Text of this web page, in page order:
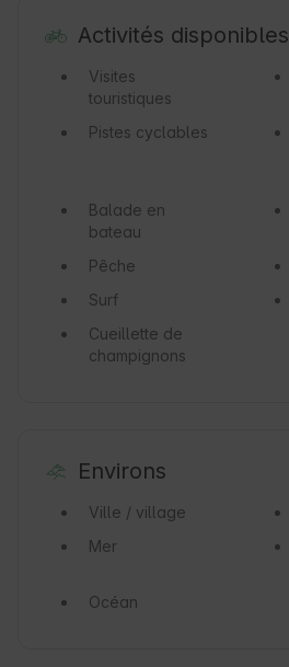
Activités disponibles
Visites
touristiques
Pistes cyclables
Balade en
bateau
Pêche
Surf
Cueillette de
champignons
Environs
Ville / village
Mer
Océan